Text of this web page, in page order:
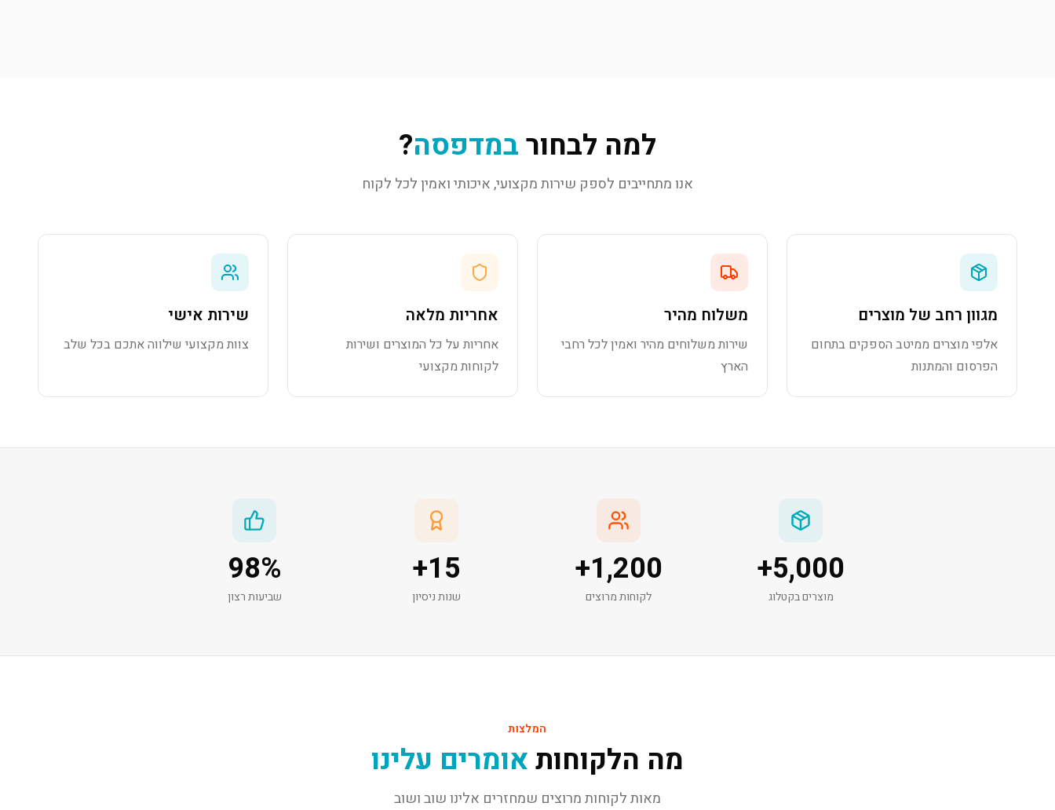
למה לבחורבמדפסה?
אנו מתחייבים לספק שירות מקצועי, איכותי ואמין לכל לקוח
מגוון רחב של מוצרים
אלפי מוצרים ממיטב הספקים בתחום
הפרסום והמתנות
משלוח מהיר
שירות משלוחים מהיר ואמין לכל רחבי
הארץ
אחריות מלאה
אחריות על כל המוצרים ושירות
לקוחות מקצועי
שירות אישי
צוות מקצועי שילווה אתכם בכל שלב
5,000
+
מוצרים בקטלוג
1,200
+
לקוחות מרוצים
15
+
שנות ניסיון
98%
שביעות רצון
המלצות
מה הלקוחותאומרים עלינו
מאות לקוחות מרוצים שמחזרים אלינו שוב ושוב